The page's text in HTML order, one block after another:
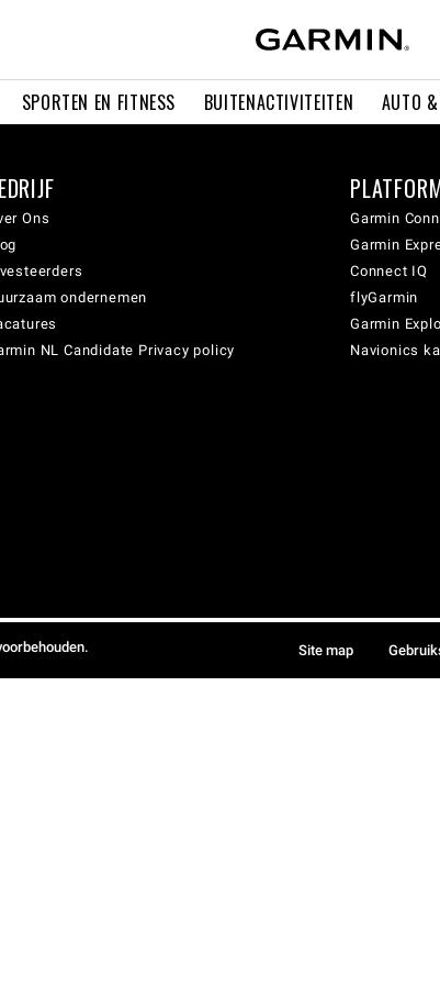
SPORTEN EN FITNESS BUITENACTIVITEITEN AUTO
Ons
ondernemen
NL Candidate Privacy policy
Garmin
Garmin
Connect IQ
flyGarmin
Garmin
Navionics
Site map